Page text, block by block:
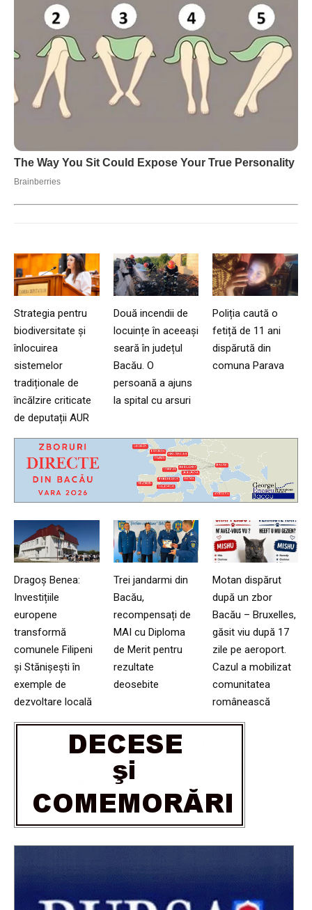
Strategia pentru
biodiversitate și
înlocuirea
sistemelor
tradiționale de
încălzire criticate
de deputații AUR
Două incendii de
locuințe în aceeași
seară în județul
Bacău. O
persoană a ajuns
la spital cu arsuri
Poliția caută o
fetiță de 11 ani
dispărută din
comuna Parava
Dragoș Benea:
Investițiile
europene
transformă
comunele Filipeni
și Stănișești în
exemple de
dezvoltare locală
Trei jandarmi din
Bacău,
recompensați de
MAI cu Diploma
de Merit pentru
rezultate
deosebite
Motan dispărut
după un zbor
Bacău – Bruxelles,
găsit viu după 17
zile pe aeroport.
Cazul a mobilizat
comunitatea
românească